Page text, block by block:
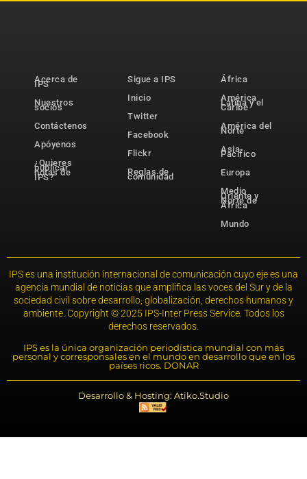
Acerca de
IPS
Nuestros
socios
Contáctenos
Apóyenos
¿Quieres
publicar
notas de
IPS?
Sigue a IPS
Inicio
Twitter
Facebook
Flickr
Reglas de
comunidad
África
América
Latina y el
Caribe
América del
Norte
Asia-
Pacífico
Europa
Medio
Oriente y
Norte de
África
Mundo
IPS es una institución internacional de comunicación cuyo eje es una
agencia mundial de noticias que amplifica las voces del Sur y de la
sociedad civil sobre desarrollo, globalización, derechos humanos y
ambiente. Copyright © 2025 IPS-Inter Press Service. Todos los
derechos reservados.
IPS es la única organización periodística mundial con más
personal y corresponsales en el mundo en desarrollo que en los
países ricos. DONAR
Desarrollo & Hosting: Atiko.Studio